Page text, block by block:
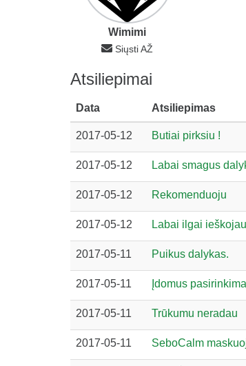
Wimimi
Siųsti AŽ
Atsiliepimai
Data Atsiliepimas
2017-05-12 Butiai pirksiu !
2017-05-12 Labai smagus
2017-05-12 Rekomenduoju
2017-05-12 Labai ilgai
2017-05-11 Puikus dalykas.
2017-05-11 Įdomus
2017-05-11 Trūkumu neradau
2017-05-11 SeboCalm